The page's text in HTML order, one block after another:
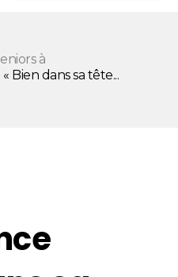
à
Bien dans sa tête...